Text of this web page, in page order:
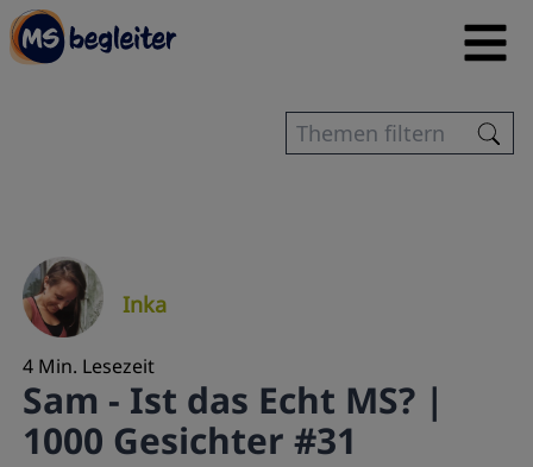
Inka
4 Min. Lesezeit
Sam - Ist das Echt MS? |
1000 Gesichter #31